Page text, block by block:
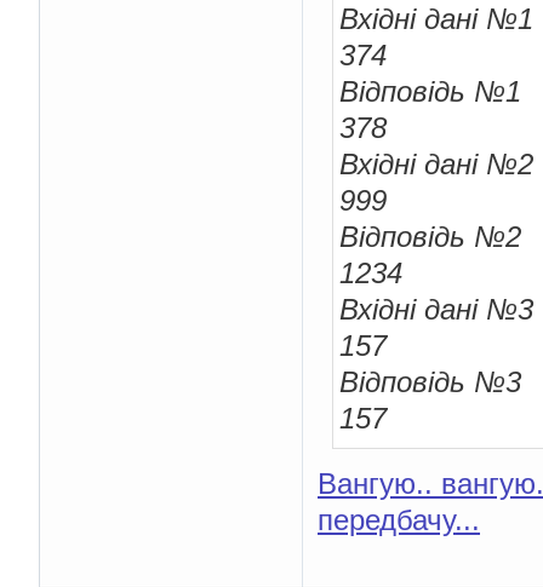
Вхідні дані №1
374
Відповідь №1
378
Вхідні дані №2
999
Відповідь №2
1234
Вхідні дані №3
157
Відповідь №3
157
Вангую..
передбачу...